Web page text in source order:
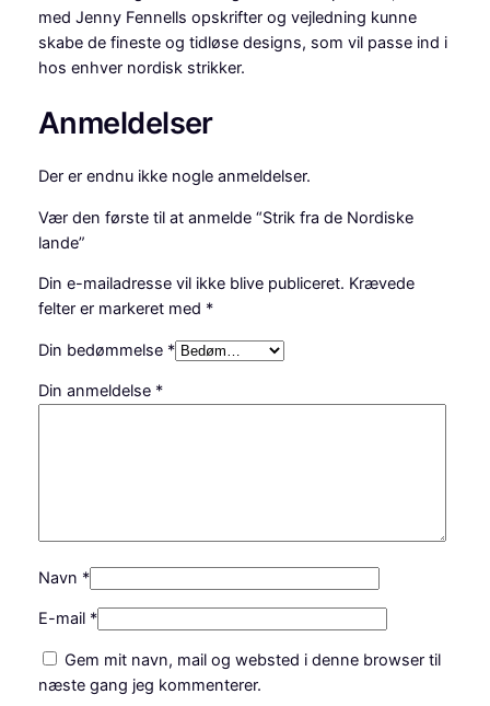
med Jenny Fennells opskrifter og vejledning kunne
skabe de fineste og tidløse designs, som vil passe ind i
hos enhver nordisk strikker.
Anmeldelser
Der er endnu ikke nogle anmeldelser.
Vær den første til at anmelde “Strik fra de Nordiske
lande”
Din e-mailadresse vil ikke blive publiceret. Krævede
felter er markeret med *
Din bedømmelse *
Din anmeldelse *
Navn *
E-mail *
Gem mit navn, mail og websted i denne browser til
næste gang jeg kommenterer.